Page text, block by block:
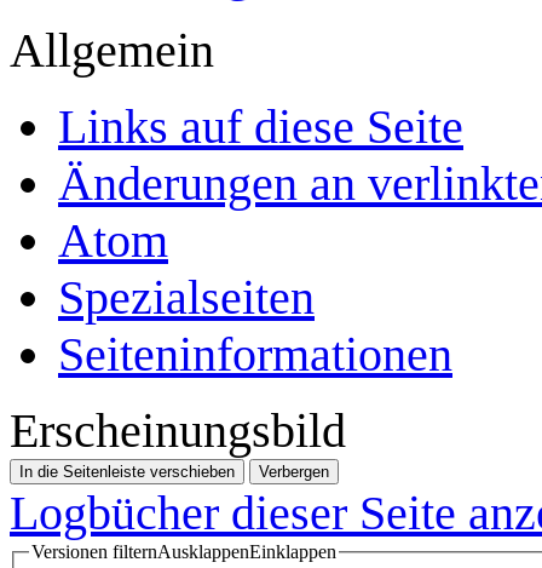
Allgemein
Links auf diese Seite
Änderungen an
Atom
Spezialseiten
Seiten­­informationen
Erscheinungsbild
In die Seitenleiste verschieben Verbergen
Logbücher dieser Seite
Versionen filternAusklappenEinklappen